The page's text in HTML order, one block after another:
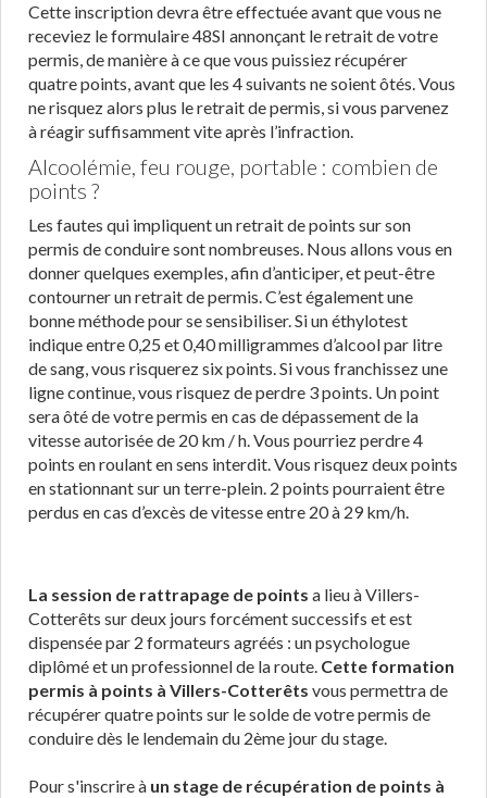
Cette inscription devra être effectuée avant que vous ne
receviez le formulaire 48SI annonçant le retrait de votre
permis, de manière à ce que vous puissiez récupérer
quatre points, avant que les 4 suivants ne soient ôtés. Vous
ne risquez alors plus le retrait de permis, si vous parvenez
à réagir suffisamment vite après l’infraction.
Alcoolémie, feu rouge, portable : combien de
points ?
Les fautes qui impliquent un retrait de points sur son
permis de conduire sont nombreuses. Nous allons vous en
donner quelques exemples, afin d’anticiper, et peut-être
contourner un retrait de permis. C’est également une
bonne méthode pour se sensibiliser. Si un éthylotest
indique entre 0,25 et 0,40 milligrammes d’alcool par litre
de sang, vous risquerez six points. Si vous franchissez une
ligne continue, vous risquez de perdre 3 points. Un point
sera ôté de votre permis en cas de dépassement de la
vitesse autorisée de 20 km / h. Vous pourriez perdre 4
points en roulant en sens interdit. Vous risquez deux points
en stationnant sur un terre-plein. 2 points pourraient être
perdus en cas d’excès de vitesse entre 20 à 29 km/h.
La session de rattrapage de points a lieu à Villers-
Cotterêts sur deux jours forcément successifs et est
dispensée par 2 formateurs agréés : un psychologue
diplômé et un professionnel de la route. Cette formation
permis à points à Villers-Cotterêts vous permettra de
récupérer quatre points sur le solde de votre permis de
conduire dès le lendemain du 2ème jour du stage.
Pour s'inscrire à un stage de récupération de points à